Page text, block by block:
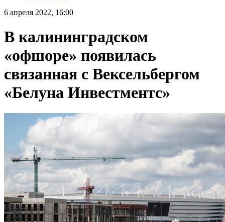
6 апреля 2022, 16:00
В калининградском
«офшоре» появилась
связанная с Вексельбергом
«Белуна Инвестментс»